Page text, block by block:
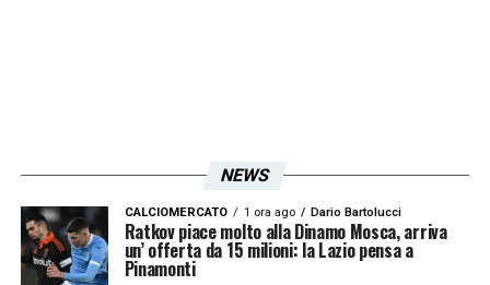
NEWS
CALCIOMERCATO 1 ora ago Dario Bartolucci
Ratkov piace molto alla Dinamo Mosca, arriva
un’ offerta da 15 milioni: la Lazio pensa a
Pinamonti